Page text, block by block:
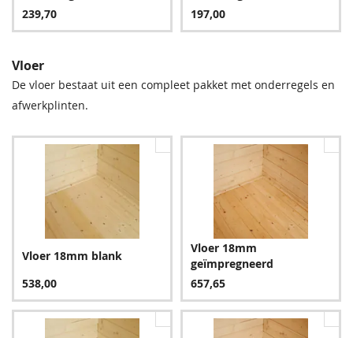
255,60
Blauw
303,60
239,70
197,00
Vloer
De vloer bestaat uit een compleet pakket met onderregels en
afwerkplinten.
Vloer 18mm blank
538,00
Vloer 18mm
geïmpregneerd
657,65